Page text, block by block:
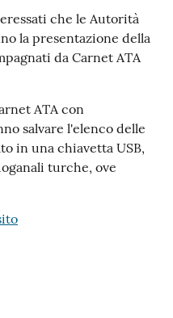
che le Autorità
la presentazione della
da Carnet ATA
ATA con
salvare l'elenco delle
in una chiavetta USB,
turche, ove